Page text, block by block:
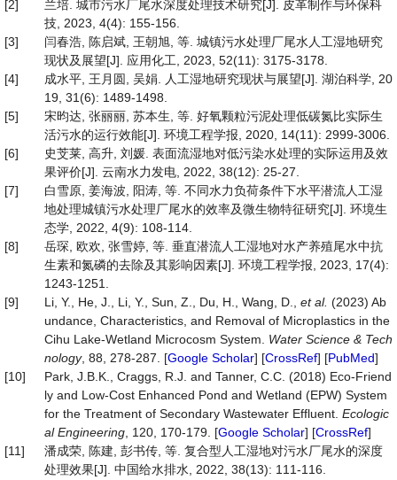
[2]
兰培. 城市污水厂尾水深度处理技术研究[J]. 皮革制作与环保科
技, 2023, 4(4): 155-156.
[3]
闫春浩, 陈启斌, 王朝旭, 等. 城镇污水处理厂尾水人工湿地研究
现状及展望[J]. 应用化工, 2023, 52(11): 3175-3178.
[4]
成水平, 王月圆, 吴娟. 人工湿地研究现状与展望[J]. 湖泊科学, 20
19, 31(6): 1489-1498.
[5]
宋昀达, 张丽丽, 苏本生, 等. 好氧颗粒污泥处理低碳氮比实际生
活污水的运行效能[J]. 环境工程学报, 2020, 14(11): 2999-3006.
[6]
史芠莱, 高升, 刘媛. 表面流湿地对低污染水处理的实际运用及效
果评价[J]. 云南水力发电, 2022, 38(12): 25-27.
[7]
白雪原, 姜海波, 阳涛, 等. 不同水力负荷条件下水平潜流人工湿
地处理城镇污水处理厂尾水的效率及微生物特征研究[J]. 环境生
态学, 2022, 4(9): 108-114.
[8]
岳琛, 欧欢, 张雪婷, 等. 垂直潜流人工湿地对水产养殖尾水中抗
生素和氮磷的去除及其影响因素[J]. 环境工程学报, 2023, 17(4):
1243-1251.
[9]
Li, Y., He, J., Li, Y., Sun, Z., Du, H., Wang, D., et al. (2023) Ab
undance, Characteristics, and Removal of Microplastics in the
Cihu Lake-Wetland Microcosm System. Water Science & Tech
nology, 88, 278-287. [Google Scholar] [CrossRef] [PubMed]
[10]
Park, J.B.K., Craggs, R.J. and Tanner, C.C. (2018) Eco-Friend
ly and Low-Cost Enhanced Pond and Wetland (EPW) System
for the Treatment of Secondary Wastewater Effluent. Ecologic
al Engineering , 120, 170-179. [Google Scholar] [CrossRef]
[11]
潘成荣, 陈建, 彭书传, 等. 复合型人工湿地对污水厂尾水的深度
处理效果[J]. 中国给水排水, 2022, 38(13): 111-116.